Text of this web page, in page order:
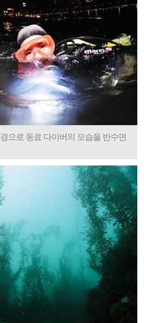
으로 동료 다이버의 모습을 반수면